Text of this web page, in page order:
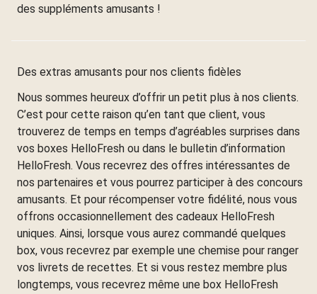
des suppléments amusants !
Des extras amusants pour nos clients fidèles
Nous sommes heureux d’offrir un petit plus à nos clients.
C’est pour cette raison qu’en tant que client, vous
trouverez de temps en temps d’agréables surprises dans
vos boxes HelloFresh ou dans le bulletin d’information
HelloFresh. Vous recevrez des offres intéressantes de
nos partenaires et vous pourrez participer à des concours
amusants. Et pour récompenser votre fidélité, nous vous
offrons occasionnellement des cadeaux HelloFresh
uniques. Ainsi, lorsque vous aurez commandé quelques
box, vous recevrez par exemple une chemise pour ranger
vos livrets de recettes. Et si vous restez membre plus
longtemps, vous recevrez même une box HelloFresh